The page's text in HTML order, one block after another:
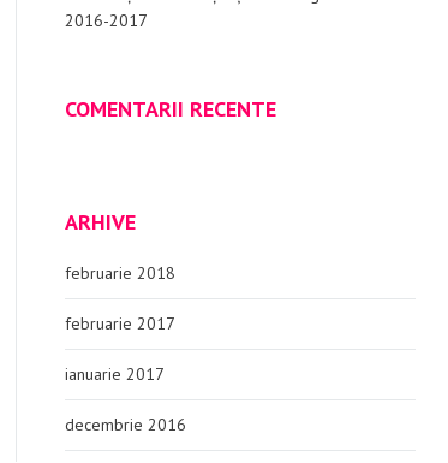
2016-2017
COMENTARII RECENTE
ARHIVE
februarie 2018
februarie 2017
ianuarie 2017
decembrie 2016